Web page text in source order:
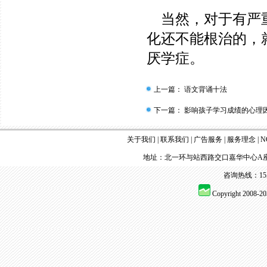
当然，对于有严
化还不能根治的，
厌学症。
上一篇： 语文背诵十法
下一篇： 影响孩子学习成绩的心理
关于我们 联系我们 广告服务| 服务理念|
地址：北一环与站西路交口嘉华中心
咨询热线：
Copyright 2008-